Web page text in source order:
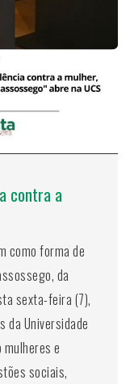
contra a
como forma de
da
sexta-feira (7),
da Universidade
mulheres e
sociais,